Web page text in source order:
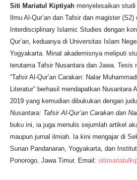
Siti Mariatul Kiptiyah menyelesaikan
Ilmu Al-Qur’an dan Tafsir dan magister
Interdisciplinary Islamic Studies dengan
Qur’an, keduanya di Universitas Islam
Yogyakarta. Minat akademisnya meliputi
terutama Tafsir Nusantara dan Jawa. Tesis
“Tafsir Al-Qur’an Carakan: Nalar
Literatur” berhasil mendapatkan Nusantara
2019 yang kemudian dibukukan dengan judul
Nusantara: Tafsir Al-Qur’an Carakan dan
buku ini, ia juga menulis sejumlah artikel
maupun jurnal ilmiah. Ia kini mengajar di
Sunan Pandanaran, Yogyakarta, dan
Ponorogo, Jawa Timur. Email: